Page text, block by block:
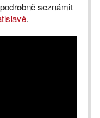
seznámit
.